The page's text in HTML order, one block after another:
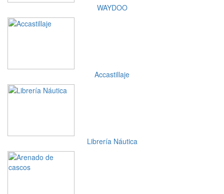
WAYDOO
Accastillaje
Librería Náutica